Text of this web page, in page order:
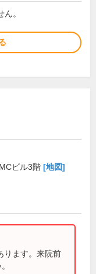
。
ビル3階 [地図]
ります。来院前